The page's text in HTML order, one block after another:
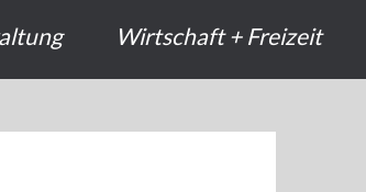
Wirtschaft + Freizeit